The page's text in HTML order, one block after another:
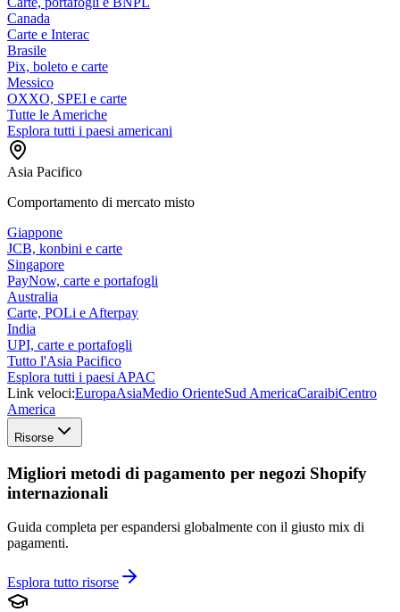
Canada
Carte e Interac
Brasile
Pix, boleto e carte
Messico
OXXO, SPEI e carte
Tutte le Americhe
Esplora tutti i paesi americani
Asia Pacifico
Comportamento di mercato misto
Giappone
JCB, konbini e carte
Singapore
PayNow, carte e portafogli
Australia
Carte, POLi e Afterpay
India
UPI, carte e portafogli
Tutto l'Asia Pacifico
Esplora tutti i paesi APAC
Link veloci:EuropaAsiaMedio OrienteSud AmericaCaraibiCentro
America
Risorse
Migliori metodi di pagamento per negozi Shopify
internazionali
Guida completa per espandersi globalmente con il giusto mix di
pagamenti.
Esplora tutto risorse